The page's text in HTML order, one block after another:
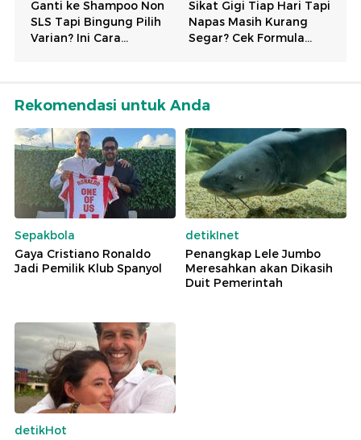
Rekomendasi untuk Anda
Sepakbola
Gaya Cristiano Ronaldo
Jadi Pemilik Klub Spanyol
detikInet
Penangkap Lele Jumbo
Meresahkan akan Dikasih
Duit Pemerintah
detikHot